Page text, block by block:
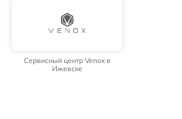
Сервисный центр Venox в
Ижевске